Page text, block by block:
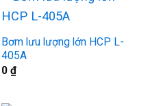
Bơm lưu lượng lớn HCP L-
405A
0 ₫